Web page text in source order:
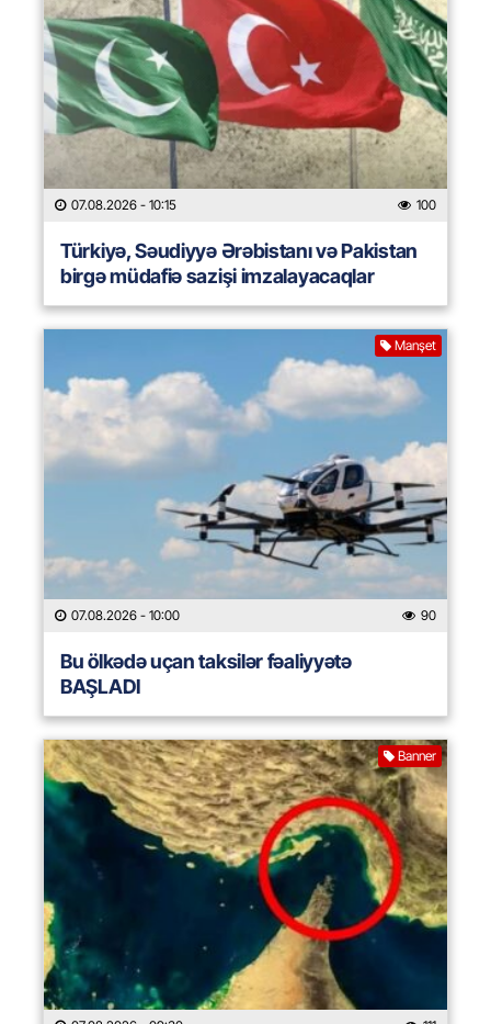
07.08.2026 - 10:15 100
Türkiyə, Səudiyyə Ərəbistanı və Pakistan
birgə müdafiə sazişi imzalayacaqlar
Manşet
07.08.2026 - 10:00 90
Bu ölkədə uçan taksilər fəaliyyətə
BAŞLADI
Banner